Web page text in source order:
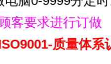
客要求进行订做
质量体系